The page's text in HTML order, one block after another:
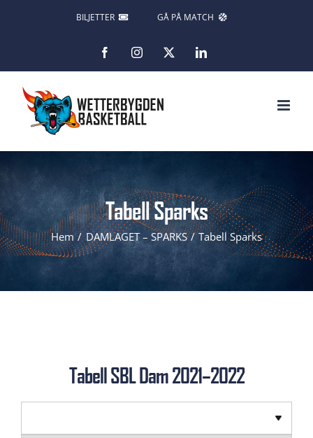
BILJETTER GÅ PÅ MATCH
FacebookInstagram LinkedIn
Tabell Sparks
Hem DAMLAGET – SPARKS Tabell Sparks
Tabell SBL Dam 2021–2022